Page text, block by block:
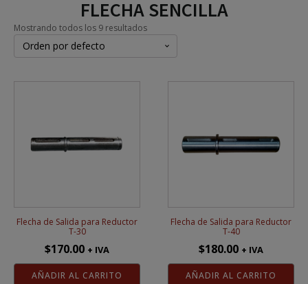
FLECHA SENCILLA
Mostrando todos los 9 resultados
Flecha de Salida para Reductor
T-30
$170.00 + IVA
AÑADIR AL CARRITO
Flecha de Salida para Reductor
T-40
$180.00 + IVA
AÑADIR AL CARRITO